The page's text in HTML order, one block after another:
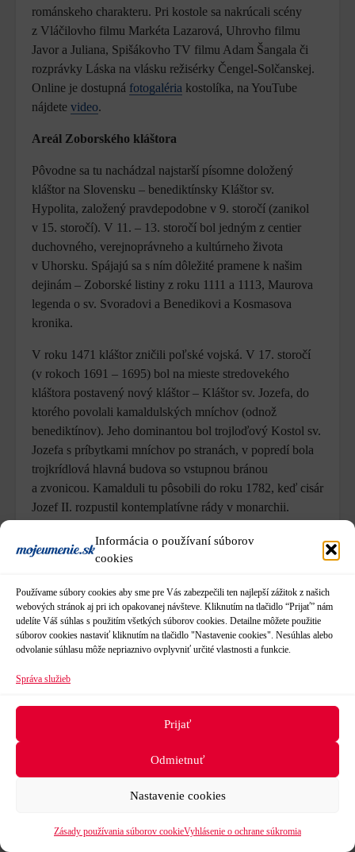
Informácia o používaní súborov
cookies
Používame súbory cookies aby sme pre Vás zabezpečili ten najlepší zážitok z našich
webových stránok aj pri ich opakovanej návšteve. Kliknutím na tlačidlo “Prijať” nám
udelíte Váš súhlas s použitím všetkých súborov cookies. Detailne môžete použitie
súborov cookies nastaviť kliknutím na tlačidlo "Nastavenie cookies". Nesúhlas alebo
odvolanie súhlasu môže nepriaznivo ovplyvniť určité vlastnosti a funkcie.
Správa služieb
Prijať
Odmietnuť
Nastavenie cookies
Zásady používania súborov cookieVyhlásenie o ochrane súkromia
románskeho charakteru. Pri kostole sa nakrúcali scény
z Vláčilovho filmu Markéta Lazarová, Uhrovho filmu
Javor a Juliana, Spišákovho TV filmu Adam Šangala či
rozprávky Láska na vlásku režisérky Čengel-Solčanskej.
Online je dostupná fotogaléria kostolíka, na YouTube
nájdete video.
Areál Zoborského kláštora
Pôvodne sa tu nachádzal najstarší písomne doložený
kláštor na Slovensku – benediktínsky Kláštor sv.
Hypolita, založený pravdepodobne v 9. storočí (zanikol
v 15. storočí). V 11. – 13. storočí bol jedným z centier
duchovného, verejnoprávneho a kultúrneho života
v Uhorsku. Spájajú sa s ním dôležité pramene k našim
dejinám – Zoborské listiny z roku 1111 a 1113, Maurova
legenda o sv. Svoradovi a Benedikovi a Kosmasova
kronika.
V roku 1471 kláštor zničili poľské vojská. V 17. storočí
(v rokoch 1691 – 1695) bol na mieste stredovekého
kláštora postavený nový kláštor – Kláštor sv. Jozefa, do
ktorého povolali kamaldulských mníchov (odnož
benediktínov). Jeho dominantou bol trojloďový Kostol sv.
Jozefa s príbytkami mníchov po stranách, v popredí bola
trojkrídlová hlavná budova so vstupnou bránou
a zvonicou. Kamalduli tu pôsobili do roku 1782, keď cisár
Jozef II. rozpustil kontemplatívne rády v monarchii.
časť hlavnej kláštornej budovy, ruiny Kostola sv.
Jozefa, zvyšky príbytkov rehoľníkov a oporné múry. Od
konzervácii ruín a jeho sprístupneniu verejnosti venuje
Zoborský skrášľovací spolok. Online je dostupná
fotogalériakláštora ivideo.
Ďalšie tipy:
V rámci seriáluZáchrana hradov na Slovensku, ktorý
pripravil portál Slovakiana, nájdete informácie a videá
Slovakiana – kultúrne dedičstvo nájdete virtuálnu
prehliadku hraduČervený Kameň, ktorý je zapísaný do
zoznamu európskeho dedičstva. Dozaista vás zaujme aj
Na YouTube si môžete pozrieťvideo o Levickom hrade